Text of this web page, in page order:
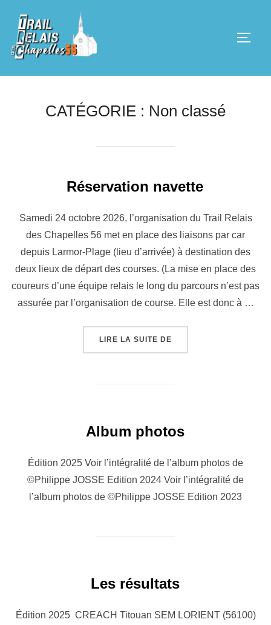
contenu
CATÉGORIE : Non classé
Réservation navette
Samedi 24 octobre 2026, l’organisation du Trail Relais
des Chapelles 56 met en place des liaisons par car
depuis Larmor-Plage (lieu d’arrivée) à destination des
deux lieux de départ des courses. (La mise en place des
coureurs d’une équipe relais le long du parcours n’est pas
assurée par l’organisation de course. Elle est donc à …
LIRE LA SUITE DE
Album photos
Édition 2025 Voir l’intégralité de l’album photos de
©Philippe JOSSE Edition 2024 Voir l’intégralité de
l’album photos de ©Philippe JOSSE Edition 2023
Les résultats
Édition 2025 CREACH Titouan SEM LORIENT (56100)